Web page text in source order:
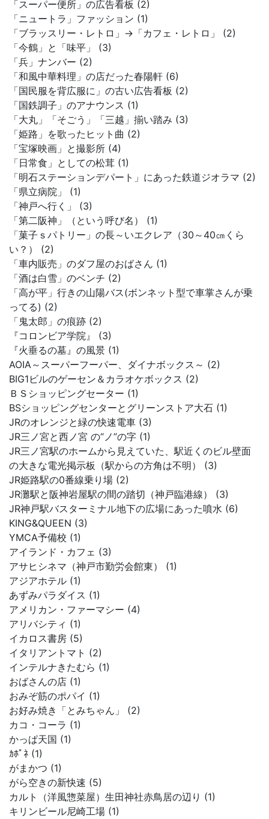
「スーパー便所」の広告看板 (2)
「ニュートラ」ファッション (1)
「ブラッスリー・レトロ」→「カフェ・レトロ」 (2)
「今鶴」と「味平」 (3)
「兵」ナンバー (2)
「和風中華料理」の店だった春陽軒 (6)
「国民服を背広服に」の古い広告看板 (2)
「国鉄調子」のアナウンス (1)
「大丸」「そごう」「三越」揃い踏み (3)
「姫路」を歌ったヒット曲 (2)
「宝塚映画」と撮影所 (4)
「日常食」としての松茸 (1)
「明石ステーションデパート」にあった鉄道ジオラマ (2)
「県立病院」 (1)
「神戸へ行く」 (3)
「第二阪神」（という呼び名） (1)
「菓子ｓパトリー」の長～いエクレア（30～40㎝くら
い？） (2)
「車内販売」のダフ屋のおばさん (1)
「酒は白雪」のベンチ (2)
「高が平」行きの山陽バス(ボンネット型で車掌さんが乗
ってる) (2)
「鬼太郎」の痕跡 (2)
『コロンビア学院』 (3)
『火垂るの墓』の風景 (1)
AOIA～スーパーフーパー、ダイナボックス～ (2)
BIG1ビルのゲーセン＆カラオケボックス (2)
ＢＳショッピングセーター (1)
BSショッピングセンターとグリーンストア大石 (1)
JRのオレンジと緑の快速電車 (3)
JR三ノ宮と西ノ宮 の“ノ”の字 (1)
JR三ノ宮駅のホームから見えていた、駅近くのビル壁面
の大きな電光掲示板（駅からの方角は不明） (3)
JR姫路駅の0番線乗り場 (2)
JR灘駅と阪神岩屋駅の間の踏切（神戸臨港線） (3)
JR神戸駅バスターミナル地下の広場にあった噴水 (6)
KING&QUEEN (3)
YMCA予備校 (1)
アイランド・カフェ (3)
アサヒシネマ（神戸市勤労会館東） (1)
アジアホテル (1)
あずみパラダイス (1)
アメリカン・ファーマシー (4)
アリバシティ (1)
イカロス書房 (5)
イタリアントマト (2)
インテルナきたむら (1)
おばさんの店 (1)
おみぞ筋のポパイ (1)
お好み焼き「とみちゃん」 (2)
カコ・コーラ (1)
かっぱ天国 (1)
ｶﾎﾟﾈ (1)
がまかつ (1)
がら空きの新快速 (5)
カルト（洋風惣菜屋）生田神社赤鳥居の辺り (1)
キリンビール尼崎工場 (1)